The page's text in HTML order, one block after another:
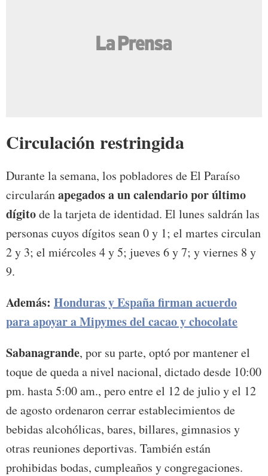
Circulación restringida
Durante la semana, los pobladores de El Paraíso
circularánapegados a un calendario por último
dígitode la tarjeta de identidad. El lunes saldrán las
personas cuyos dígitos sean 0 y 1; el martes circulan
2 y 3; el miércoles 4 y 5; jueves 6 y 7; y viernes 8 y
9.
Además: Honduras y España firman acuerdo
para apoyar a Mipymes del cacao y chocolate
Sabanagrande, por su parte, optó por mantener el
toque de queda a nivel nacional, dictado desde 10:00
pm. hasta 5:00 am., pero entre el 12 de julio y el 12
de agosto ordenaron cerrar establecimientos de
bebidas alcohólicas, bares, billares, gimnasios y
otras reuniones deportivas. También están
prohibidas bodas, cumpleaños y congregaciones.